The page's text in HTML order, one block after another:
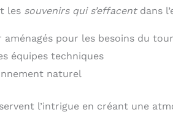
les souvenirs qui s’effacentdans
aménagés pour les besoins du
équipes techniques
naturel
l’intrigue en créant une